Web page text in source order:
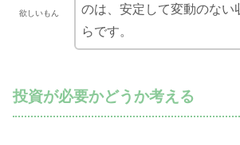
欲しいもん
のは、安定して変動のない
らです。
投資が必要かどうか考える